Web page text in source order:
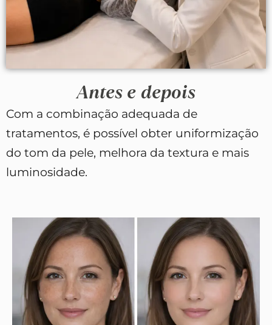
Antes e depois
Com a combinação adequada de
tratamentos, é possível obter uniformização
do tom da pele, melhora da textura e mais
luminosidade.